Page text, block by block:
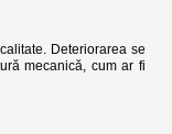
Deteriorarea se
mecanică, cum ar fi